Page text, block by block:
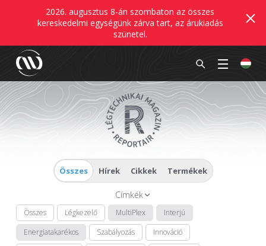
2026. augusztus 8-án szombaton az összes
kereskedelmi egységünk zárva tart, az árukiadás
szünetel.
Összes Hírek Cikkek Termékek
Címkék
Összes Légkezelő MultiPlex
Interjú
Energiatakarékos
Szabályozás
Innováció